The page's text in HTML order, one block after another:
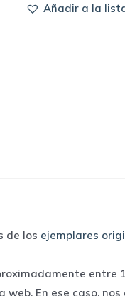
mujerAñadir a la
de los ejemplares
entre
En ese caso, nos